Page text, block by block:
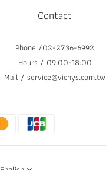
Contact
Phone /02-2736-6992
Hours / 09:00-18:00
Mail / service@vichys.com.tw